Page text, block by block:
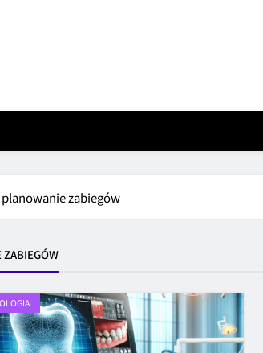
planowanie zabiegów
ZABIEGÓW